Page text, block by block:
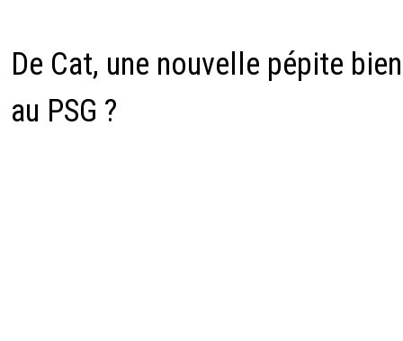
De Cat, une nouvelle pépite
au PSG ?